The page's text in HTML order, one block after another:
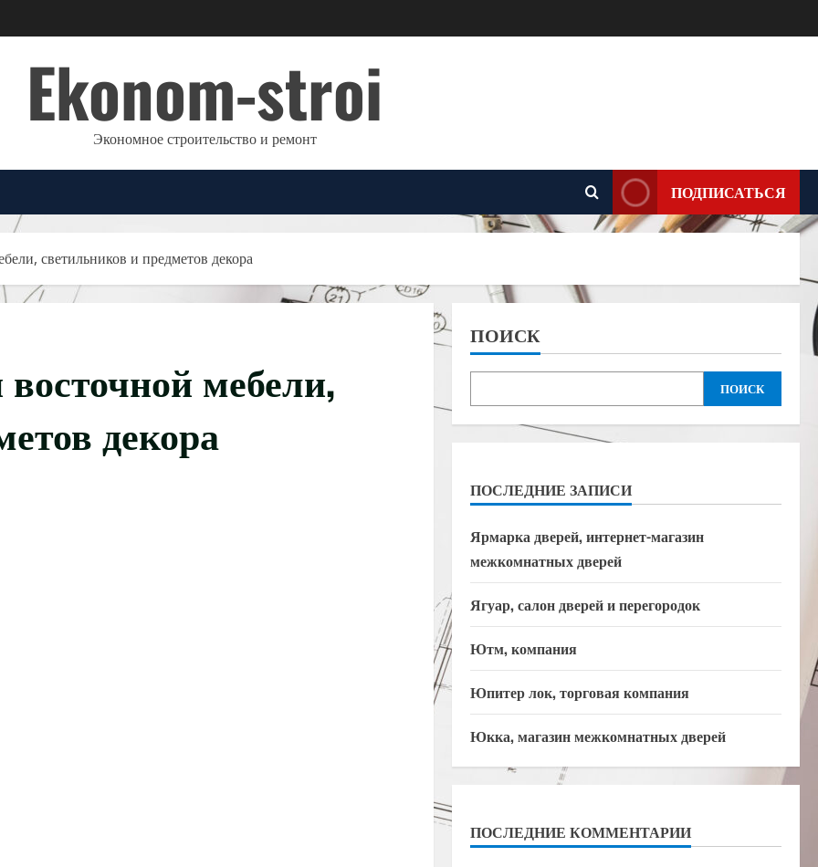
Ekonom-stroi
Экономное строительство и ремонт
ПОДПИСАТЬСЯ
светильников и предметов декора
мебели,
декора
ПОИСК
ПОИСК
ПОСЛЕДНИЕ ЗАПИСИ
Ярмарка дверей, интернет-магазин
межкомнатных дверей
Ягуар, салон дверей и перегородок
Ютм, компания
Юпитер лок, торговая компания
Юкка, магазин межкомнатных дверей
ПОСЛЕДНИЕ КОММЕНТАРИИ